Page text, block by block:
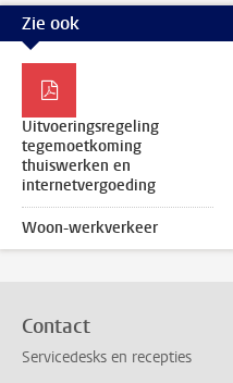
Zie ook
Uitvoeringsregeling
tegemoetkoming
thuiswerken en
internetvergoeding
Woon-werkverkeer
Contact
Servicedesks en recepties